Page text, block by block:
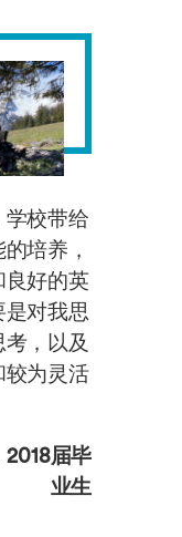
学校带给
培养，
良好的英
对我思
，以及
较为灵活
届毕
业生